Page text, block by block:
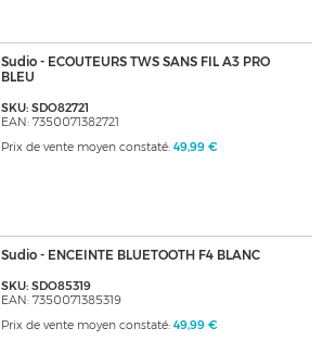
Sudio - ECOUTEURS TWS SANS FIL A3 PRO
BLEU
SKU: SDO82721
EAN: 7350071382721
Prix de vente moyen constaté: 49,99 €
Sudio - ENCEINTE BLUETOOTH F4 BLANC
SKU: SDO85319
EAN: 7350071385319
Prix de vente moyen constaté: 49,99 €